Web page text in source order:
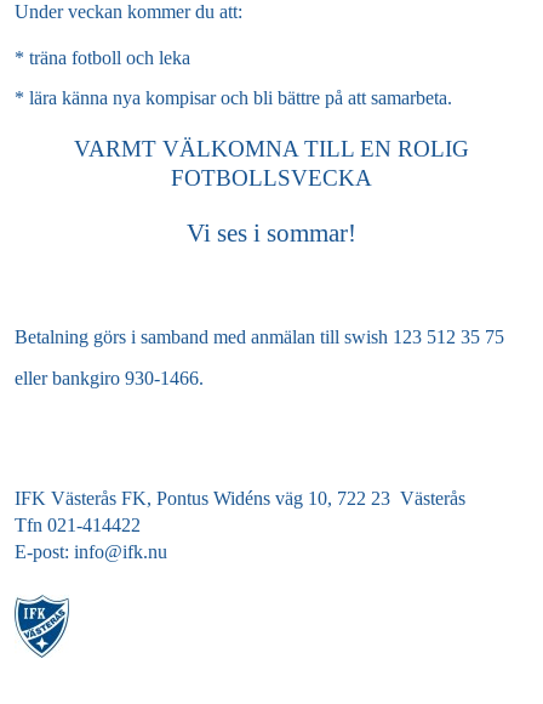
Under veckan kommer du att:
* träna fotboll och leka
* lära känna nya kompisar och bli bättre på att samarbeta.
VARMT VÄLKOMNA TILL EN ROLIG
FOTBOLLSVECKA
Vi ses i sommar!
Betalning görs i samband med anmälan till swish 123 512 35 75
ellerbankgiro 930-1466.
IFK Västerås FK, Pontus Widéns väg 10, 722 23 Västerås
Tfn 021-414422
E-post: info@ifk.nu